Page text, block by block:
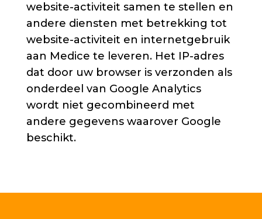
website-activiteit samen te stellen en
andere diensten met betrekking tot
website-activiteit en internetgebruik
aan Medice te leveren. Het IP-adres
dat door uw browser is verzonden als
onderdeel van Google Analytics
wordt niet gecombineerd met
andere gegevens waarover Google
beschikt.